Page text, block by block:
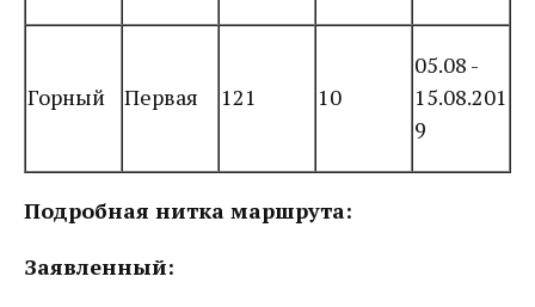
Горный Первая 121 10
05.08 -
15.08.201
9
Подробная нитка маршрута:
Заявленный: